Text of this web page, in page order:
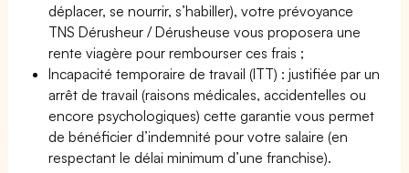
déplacer, se nourrir, s’habiller), votre prévoyance
TNS Dérusheur / Dérusheuse vous proposera une
rente viagère pour rembourser ces frais ;
Incapacité temporaire de travail (ITT) : justifiée par un
arrêt de travail (raisons médicales, accidentelles ou
encore psychologiques) cette garantie vous permet
de bénéficier d’indemnité pour votre salaire (en
respectant le délai minimum d’une franchise).